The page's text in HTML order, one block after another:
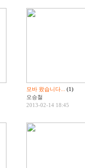
모바 왔습니다...
(1)
오승철
2013-02-14 18:45